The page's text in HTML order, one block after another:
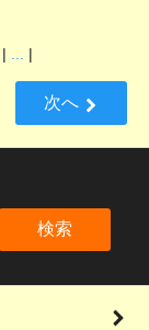
| ... |
次へ
検索